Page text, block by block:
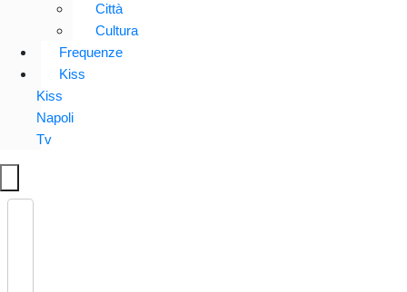
Città
Cultura
Frequenze
Kiss
Kiss
Napoli
Tv